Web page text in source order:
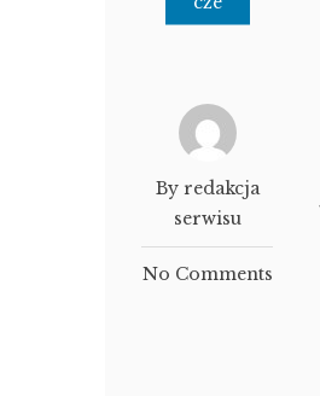
By redakcja
serwisu
No Comments